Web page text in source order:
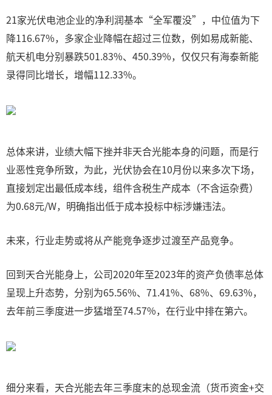
21家光伏电池企业的净利润基本“全军覆没”，中位值为下
降116.67%，多家企业降幅在超过三位数，例如易成新能、
航天机电分别暴跌501.83%、450.39%，仅仅只有海泰新能
录得同比增长，增幅112.33%。
总体来讲，业绩大幅下挫并非天合光能本身的问题，而是行
业恶性竞争所致，为此，光伏协会在10月份以来多次下场，
直接划定出最低成本线，组件含税生产成本（不含运杂费）
为0.68元/W，明确指出低于成本投标中标涉嫌违法。
未来，行业走势或将从产能竞争逐步过渡至产品竞争。
回到天合光能身上，公司2020年至2023年的资产负债率总体
呈现上升态势，分别为65.56%、71.41%、68%、69.63%，
去年前三季度进一步猛增至74.57%，在行业中排在第六。
细分来看，天合光能去年三季度末的总现金流（货币资金+交